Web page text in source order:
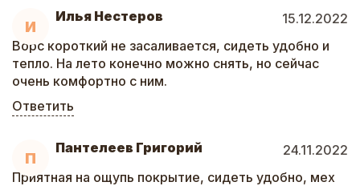
И
Илья Нестеров
15.12.2022
Ворс короткий не засаливается, сидеть удобно и
тепло. На лето конечно можно снять, но сейчас
очень комфортно с ним.
Ответить
П
Пантелеев Григорий
24.11.2022
Приятная на ощупь покрытие, сидеть удобно, мех